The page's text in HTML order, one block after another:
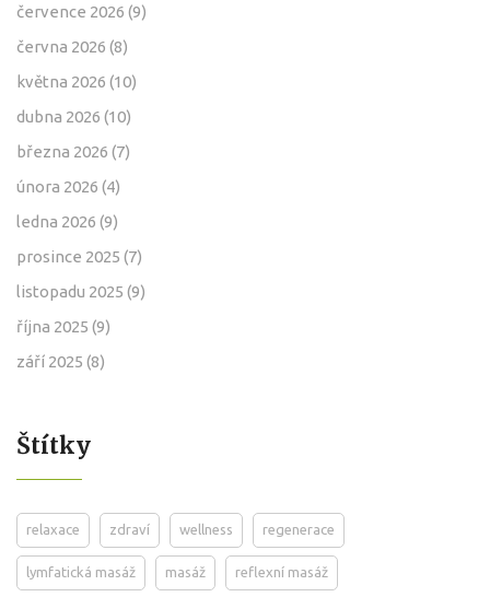
července 2026 (9)
června 2026 (8)
května 2026 (10)
dubna 2026 (10)
března 2026 (7)
února 2026 (4)
ledna 2026 (9)
prosince 2025 (7)
listopadu 2025 (9)
října 2025 (9)
září 2025 (8)
Štítky
relaxace zdraví wellness regenerace
lymfatická masáž masáž reflexní masáž